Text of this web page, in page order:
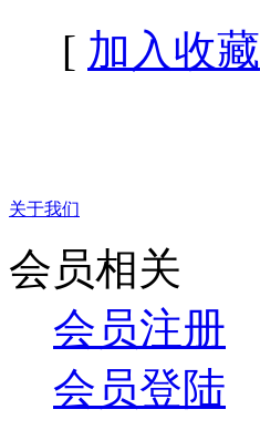
[ 加入收藏
关于我们
会员相关
会员注册
会员登陆